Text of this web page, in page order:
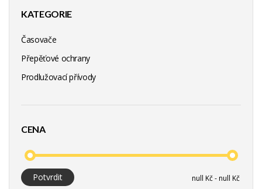
KATEGORIE
Časovače
Přepěťové ochrany
Prodlužovací přívody
CENA
Potvrdit